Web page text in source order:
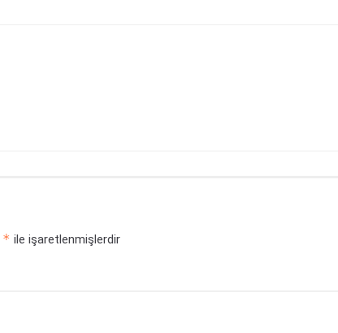
* ile işaretlenmişlerdir